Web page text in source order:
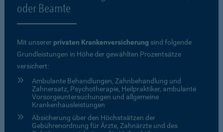
oder Beamte
Mit unserer privaten Krankenversicherung sind folgende
Grundleistungen in Höhe der gewählten Prozentsätze
versichert:
Ambulante Behandlungen, Zahnbehandlung und
Zahnersatz, Psychotherapie, Heilpraktiker, ambulante
Vorsorgeuntersuchungen und allgemeine
Krankenhausleistungen
Absicherung über den Höchstsätzen der
Gebührenordnung für Ärzte, Zahnärzte und des